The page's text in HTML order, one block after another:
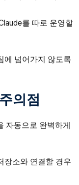
를 따로 운영할
에 넘어가지 않도록
의점
자동으로 완벽하게
장소와 연결할 경우